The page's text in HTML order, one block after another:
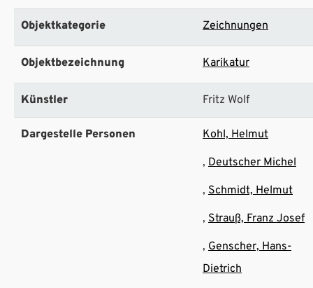
Objektkategorie Zeichnungen
Objektbezeichnung Karikatur
Künstler Fritz Wolf
Dargestelle Personen
Kohl, Helmut
Deutscher Michel
Schmidt, Helmut
Strauß, Franz Josef
Genscher, Hans-
Dietrich